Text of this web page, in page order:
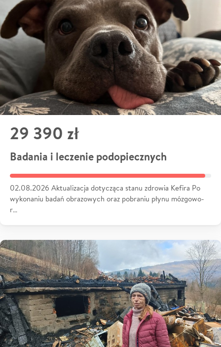
29 390 zł
Badania i leczenie podopiecznych
02.08.2026 Aktualizacja dotycząca stanu zdrowia Kefira Po
wykonaniu badań obrazowych oraz pobraniu płynu mózgowo-
r…